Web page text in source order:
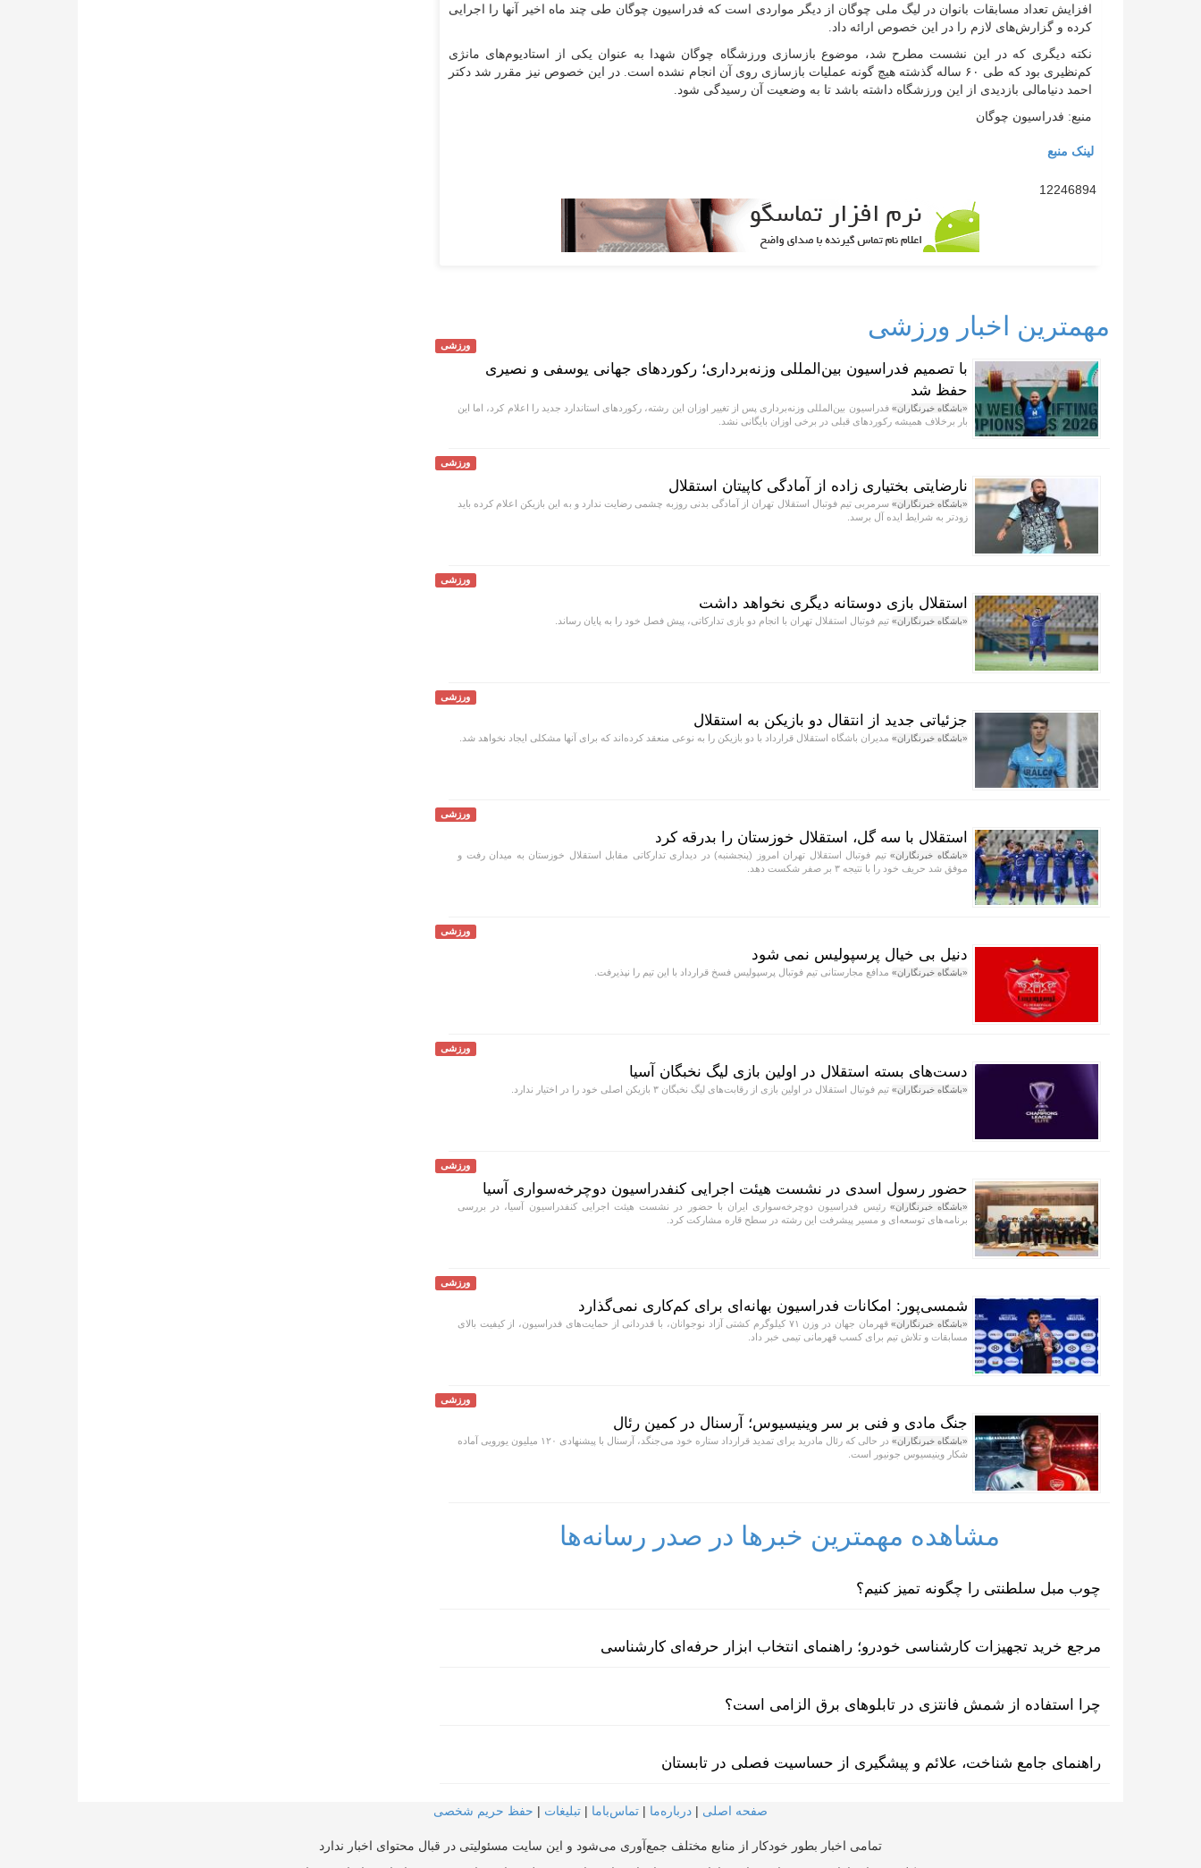
افزایش تعداد مسابقات بانوان در لیگ ملی چوگان از دیگر مواردی است که فدراسیون چوگان طی چند ماه اخیر آنها را اجرایی
کرده و گزارش‌های لازم را در این خصوص ارائه داد.
نکته دیگری که در این نشست مطرح شد، موضوع بازسازی ورزشگاه چوگان شهدا به عنوان یکی از استادیوم‌های مانژی
کم‌نظیری بود که طی ۶۰ ساله گذشته هیچ گونه عملیات بازسازی روی آن انجام نشده است. در این خصوص نیز مقرر شد دکتر
احمد دنیامالی بازدیدی از این ورزشگاه داشته باشد تا به وضعیت آن رسیدگی شود.
منبع: فدراسیون چوگان
لینک منبع
12246894
مهمترین اخبار ورزشی
ورزشی
با تصمیم فدراسیون بین‌المللی وزنه‌برداری؛ رکورد‌های جهانی یوسفی و نصیری
حفظ شد
«باشگاه خبرنگاران» فدراسیون بین‌المللی وزنه‌برداری پس از تغییر اوزان این رشته، رکورد‌های استاندارد جدید را اعلام کرد، اما این
بار برخلاف همیشه رکورد‌های قبلی در برخی اوزان بایگانی نشد.
ورزشی
نارضایتی بختیاری زاده از آمادگی کاپیتان استقلال
«باشگاه خبرنگاران» سرمربی تیم فوتبال استقلال تهران از آمادگی بدنی روزبه چشمی رضایت ندارد و به این بازیکن اعلام کرده باید
زودتر به شرایط ایده آل برسد.
ورزشی
استقلال بازی دوستانه دیگری نخواهد داشت
«باشگاه خبرنگاران» تیم فوتبال استقلال تهران با انجام دو بازی تدارکاتی، پیش فصل خود را به پایان رساند.
ورزشی
جزئیاتی جدید از انتقال دو بازیکن به استقلال
«باشگاه خبرنگاران» مدیران باشگاه استقلال قرارداد با دو بازیکن را به نوعی منعقد کرده‌اند که برای آنها مشکلی ایجاد نخواهد شد.
ورزشی
استقلال با سه گل، استقلال خوزستان را بدرقه کرد
«باشگاه خبرنگاران»تیم فوتبال استقلال تهران امروز (پنجشنبه) در دیداری تدارکاتی مقابل استقلال خوزستان به میدان رفت و
موفق شد حریف خود را با نتیجه ۳ بر صفر شکست دهد.
ورزشی
دنیل بی خیال پرسپولیس نمی شود
«باشگاه خبرنگاران» مدافع مجارستانی تیم فوتبال پرسپولیس فسخ قرارداد با این تیم را نپذیرفت.
ورزشی
دست‌های بسته استقلال در اولین بازی لیگ نخبگان آسیا
«باشگاه خبرنگاران» تیم فوتبال استقلال در اولین بازی از رقابت‌های لیگ نخبگان ۳ بازیکن اصلی خود را در اختیار ندارد.
ورزشی
حضور رسول اسدی در نشست هیئت اجرایی کنفدراسیون دوچرخه‌سواری آسیا
«باشگاه خبرنگاران» رئیس فدراسیون دوچرخه‌سواری ایران با حضور در نشست هیئت اجرایی کنفدراسیون آسیا، در بررسی
برنامه‌های توسعه‌ای و مسیر پیشرفت این رشته در سطح قاره مشارکت کرد.
ورزشی
شمسی‌پور: امکانات فدراسیون بهانه‌ای برای کم‌کاری نمی‌گذارد
«باشگاه خبرنگاران»
قهرمان جهان در وزن ۷۱ کیلوگرم کشتی آزاد نوجوانان، با قدردانی از حمایت‌های فدراسیون، از کیفیت بالای
مسابقات و تلاش تیم برای کسب قهرمانی تیمی خبر داد.
ورزشی
جنگ مادی و فنی بر سر وینیسیوس؛ آرسنال در کمین رئال
«باشگاه خبرنگاران»
در حالی که رئال مادرید برای تمدید قرارداد ستاره خود می‌جنگد، آرسنال با پیشنهادی ۱۲۰ میلیون یورویی آماده
شکار وینیسیوس جونیور است.
مشاهده مهمترین خبرها در صدر رسانه‌ها
چوب مبل سلطنتی را چگونه تمیز کنیم؟
مرجع خرید تجهیزات کارشناسی خودرو؛ راهنمای انتخاب ابزار حرفه‌ای کارشناسی
چرا استفاده از شمش فانتزی در تابلوهای برق الزامی است؟
راهنمای جامع شناخت، علائم و پیشگیری از حساسیت فصلی در تابستان
صفحه اصلی | درباره‌ما | تماس‌با‌ما | تبلیغات | حفظ حریم شخصی
تمامی اخبار بطور خودکار از منابع مختلف جمع‌آوری می‌شود و این سایت مسئولیتی در قبال محتوای اخبار ندارد